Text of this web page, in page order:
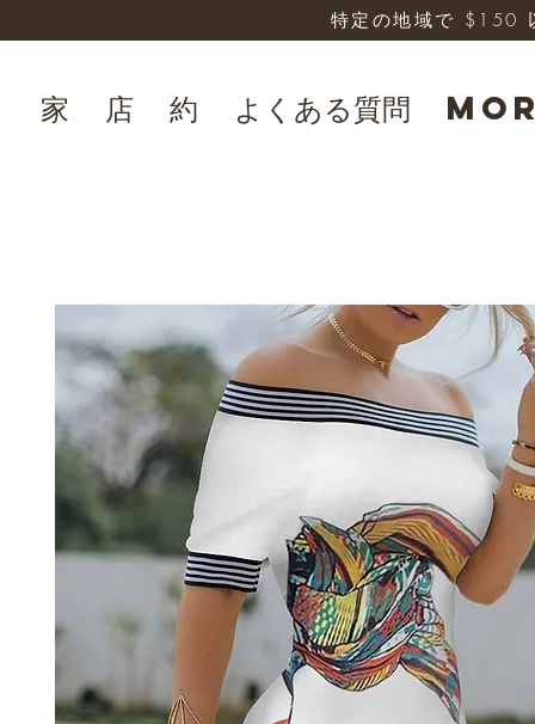
家 店 約 よくある質問
特定の地域で $150